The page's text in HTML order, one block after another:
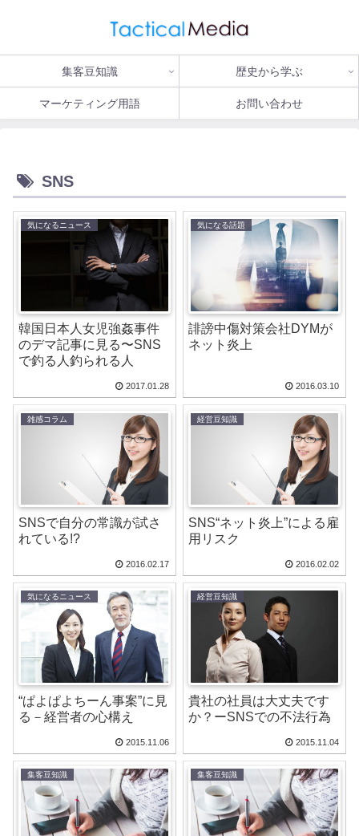
集客豆知識 歴史から学ぶ
マーケティング用語 お問い合わせ
SNS
気になるニュース
韓国日本人女児強姦事件
のデマ記事に見る〜SNS
で釣る人釣られる人
2017.01.28
気になる話題
誹謗中傷対策会社DYMが
ネット炎上
2016.03.10
雑感コラム
SNSで自分の常識が試さ
れている!?
2016.02.17
経営豆知識
SNS“ネット炎上”による雇
用リスク
2016.02.02
気になるニュース
“ぱよぱよちーん事案”に見
る－経営者の心構え
2015.11.06
経営豆知識
貴社の社員は大丈夫です
か？ーSNSでの不法行為
2015.11.04
集客豆知識 集客豆知識